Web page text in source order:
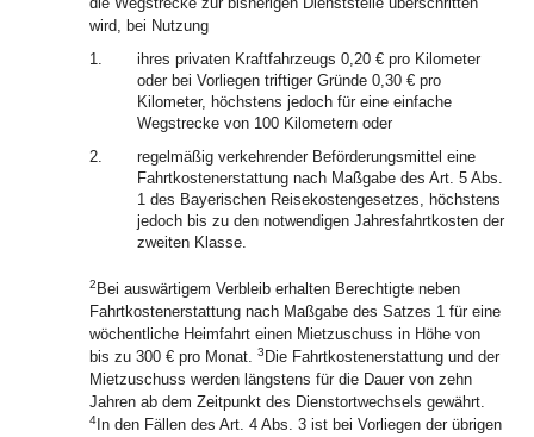
wird, bei Nutzung
1.
ihres privaten Kraftfahrzeugs 0,20 € pro Kilometer
oder bei Vorliegen triftiger Gründe 0,30 € pro
Kilometer, höchstens jedoch für eine einfache
Wegstrecke von 100 Kilometern oder
2.
regelmäßig verkehrender Beförderungsmittel eine
Fahrtkostenerstattung nach Maßgabe des Art. 5 Abs.
1 des Bayerischen Reisekostengesetzes, höchstens
jedoch bis zu den notwendigen Jahresfahrtkosten der
zweiten Klasse.
2 Bei auswärtigem Verbleib erhalten Berechtigte neben
Fahrtkostenerstattung nach Maßgabe des Satzes 1 für eine
wöchentliche Heimfahrt einen Mietzuschuss in Höhe von
bis zu 300 € pro Monat. 3 Die Fahrtkostenerstattung und der
Mietzuschuss werden längstens für die Dauer von zehn
Jahren ab dem Zeitpunkt des Dienstortwechsels gewährt.
4 In den Fällen des Art. 4 Abs. 3 ist bei Vorliegen der übrigen